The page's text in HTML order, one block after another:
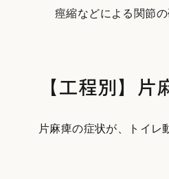
痙縮などによる関節
【工程別】
片麻痺の症状が、トイレ